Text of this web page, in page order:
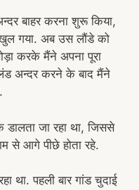
बाहर करना शुरू किया,
गया. अब उस लौंडे को
करके मैंने अपना पूरा
अन्दर करने के बाद मैंने
जा रहा था, जिससे
से आगे पीछे होता रहे.
था. पहली बार गांड चुदाई